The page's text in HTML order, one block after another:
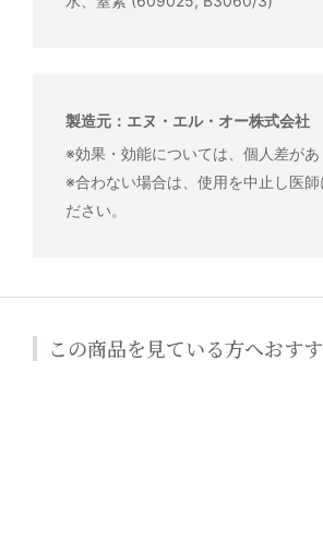
製造元：エヌ・エル・オー株式会社
※効果・効能については、個人差があ
※合わない場合は、使用を中止し医師
ださい。
この商品を見ている方へおす